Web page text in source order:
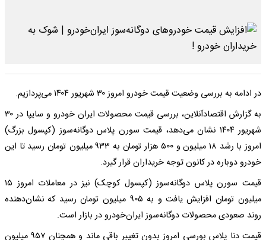
در ادامه به بررسی وضعیت قیمت خودرو امروز ۳۰ شهریور ۱۴۰۴ می‌پردازیم.
به گزارش اقتصادآنلاین، بررسی قیمت محصولات ایران خودرو و سایپا در ۳۰
شهریور ۱۴۰۴ نشان می‌دهد، قیمت سورن پلاس دوگانه‌سوز (کپسول بزرگ)
امروز با رشد ۱۸ میلیون و ۵۰۰ هزار تومان به ۹۳۳ میلیون تومان رسید تا این
خودرو دوباره در کانون توجه خریداران قرار گیرد.
قیمت سورن پلاس دوگانه‌سوز (کپسول کوچک) نیز در معاملات امروز ۱۵
میلیون تومان افزایش یافت و به ۹۰۵ میلیون تومان رسید که نشان‌دهنده
روند صعودی محصولات دوگانه‌سوز ایران‌خودرو در بازار است.
قیمت دنا پلاس بورسی امروز بدون تغییر باقی ماند و همچنان ۹۵۷ میلیون